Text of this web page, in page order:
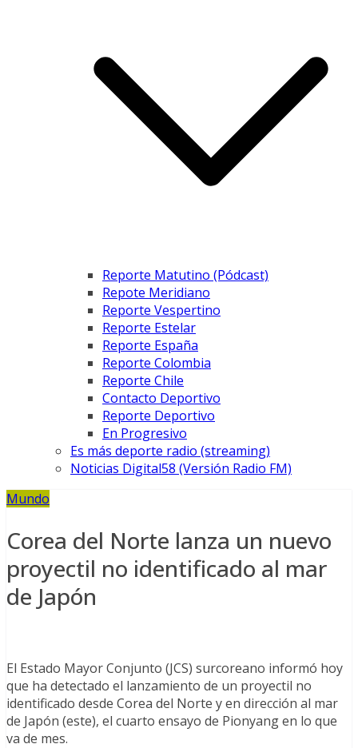
Reporte Matutino (Pódcast)
Repote Meridiano
Reporte Vespertino
Reporte Estelar
Reporte España
Reporte Colombia
Reporte Chile
Contacto Deportivo
Reporte Deportivo
En Progresivo
Es más deporte radio (streaming)
Noticias Digital58 (Versión Radio FM)
Mundo
Corea del Norte lanza un nuevo
proyectil no identificado al mar
de Japón
El Estado Mayor Conjunto (JCS) surcoreano informó hoy
que ha detectado el lanzamiento de un proyectil no
identificado desde Corea del Norte y en dirección al mar
de Japón (este), el cuarto ensayo de Pionyang en lo que
va de mes.